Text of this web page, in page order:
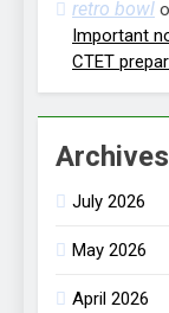
retro bowl
Important
CTET
Archives
July 2026
May 2026
April 2026